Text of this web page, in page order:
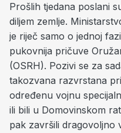
Prošlih tjedana poslani
diljem zemlje.
je riječ samo o jednoj
pukovnija pričuve
(OSRH). Pozivi se za
takozvana razvrstana
određenu vojnu
ili bili u Domovinskom
pak završili dragovoljno